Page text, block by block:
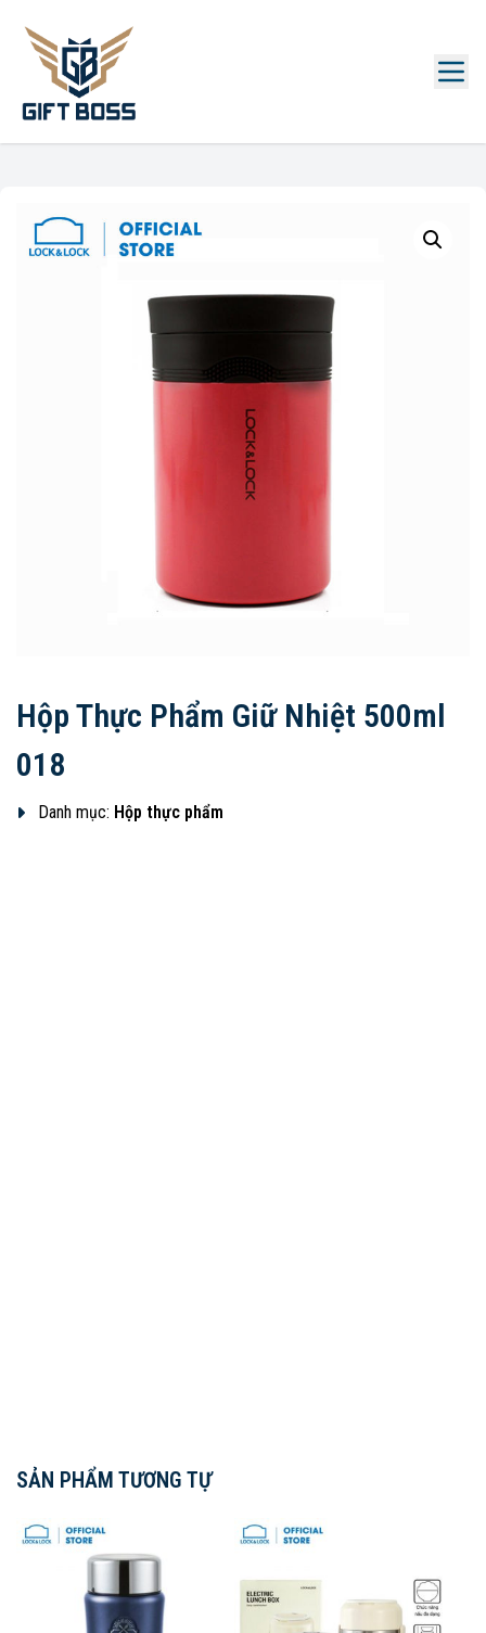
Hộp Thực Phẩm Giữ Nhiệt 500ml
018
Danh mục: Hộp thực phẩm
SẢN PHẨM TƯƠNG TỰ